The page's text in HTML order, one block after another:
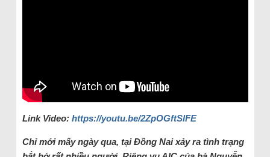
Link Video: https://youtu.be/2ZpOGftSlFE
Chỉ mới mấy ngày qua, tại Đồng Nai xảy ra tình trạng